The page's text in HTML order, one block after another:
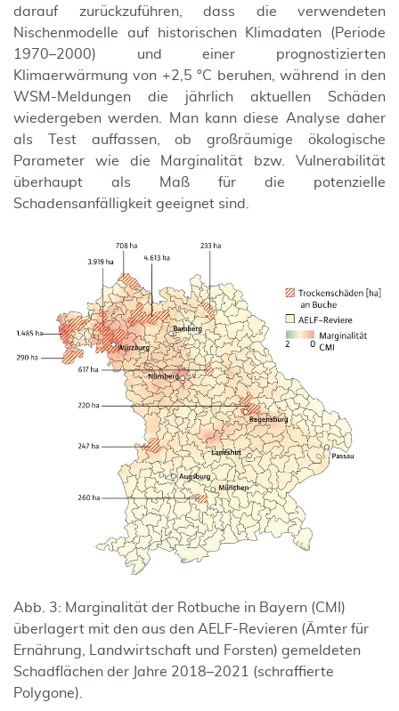
darauf zurückzuführen, dass die verwendeten
Nischenmodelle auf historischen Klimadaten (Periode
1970–2000) und einer prognostizierten
Klimaerwärmung von +2,5 °C beruhen, während in den
WSM-Meldungen die jährlich aktuellen Schäden
wiedergeben werden. Man kann diese Analyse daher
als Test auffassen, ob großräumige ökologische
Parameter wie die Marginalität bzw. Vulnerabilität
überhaupt als Maß für die potenzielle
Schadensanfälligkeit geeignet sind.
Abb. 3: Marginalität der Rotbuche in Bayern (CMI)
überlagert mit den aus den AELF-Revieren (Ämter für
Ernährung, Landwirtschaft und Forsten) gemeldeten
Schadflächen der Jahre 2018–2021 (schraffierte
Polygone).